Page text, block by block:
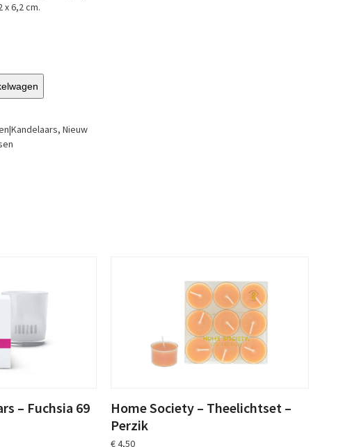
x 6,2 cm.
, Nieuw
– Fuchsia 69
Home Society – Theelichtset –
Perzik
€4,50